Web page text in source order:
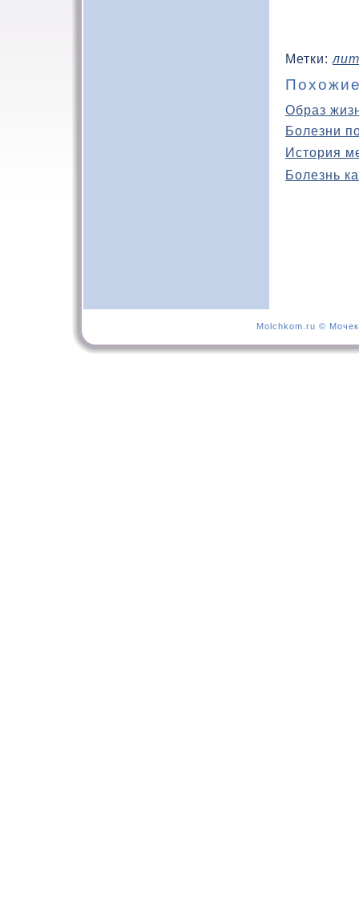
Метки:
Образ
Болезни
История
Болезнь
Molchkom.ru ©